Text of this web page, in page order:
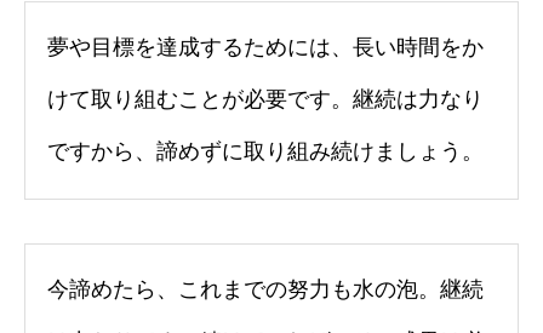
夢や目標を達成するためには、長い時間をか
けて取り組むことが必要です。継続は力なり
ですから、諦めずに取り組み続けましょう。
今諦めたら、これまでの努力も水の泡。継続